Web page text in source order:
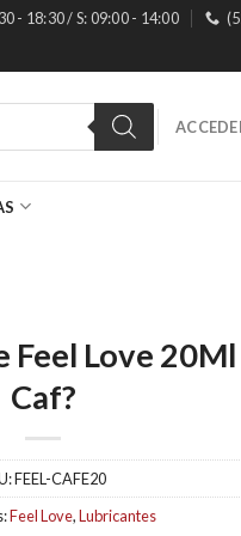
- 18:30 / S: 09:00 - 14:00
Feel Love 20Ml
Caf?
FEEL-CAFE20
Feel Love,Lubricantes